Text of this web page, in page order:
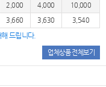
2,000 4,000
10,000
3,660 3,630 3,540
드립니다.
업체상품 전체보기